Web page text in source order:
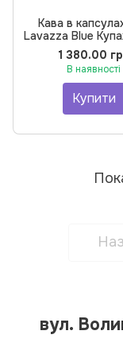
Кава в
Lavazza Blue
Blend від Buno
шт)
1 380.00
В наявності
Купити
вул.